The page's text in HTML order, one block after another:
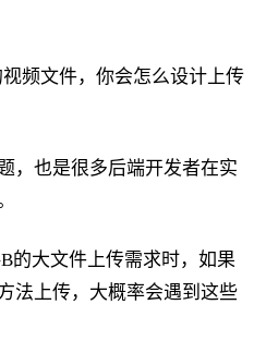
频文件，你会怎么设计上传
，也是很多后端开发者在实
的大文件上传需求时，如果
法上传，大概率会遇到这些